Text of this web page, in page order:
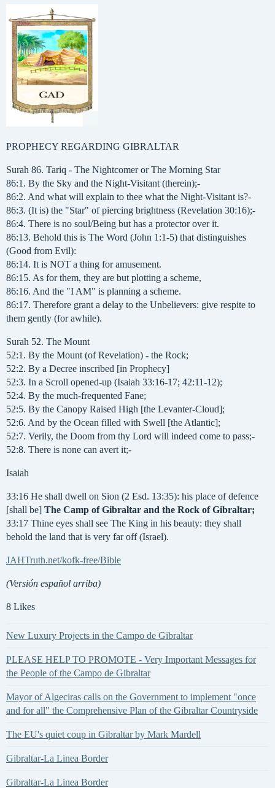
PROPHECY REGARDING GIBRALTAR
Surah 86. Tariq - The Nightcomer or The Morning Star
86:1. By the Sky and the Night-Visitant (therein);-
86:2. And what will explain to thee what the Night-Visitant is?-
86:3. (It is) the "Star" of piercing brightness (Revelation 30:16);-
86:4. There is no soul/Being but has a protector over it.
86:13. Behold this is The Word (John 1:1-5) that distinguishes
(Good from Evil):
86:14. It is NOT a thing for amusement.
86:15. As for them, they are but plotting a scheme,
86:16. And the "I AM" is planning a scheme.
86:17. Therefore grant a delay to the Unbelievers: give respite to
them gently (for awhile).
Surah 52. The Mount
52:1. By the Mount (of Revelation) - the Rock;
52:2. By a Decree inscribed [in Prophecy]
52:3. In a Scroll opened-up (Isaiah 33:16-17; 42:11-12);
52:4. By the much-frequented Fane;
52:5. By the Canopy Raised High [the Levanter-Cloud];
52:6. And by the Ocean filled with Swell [the Atlantic];
52:7. Verily, the Doom from thy Lord will indeed come to pass;-
52:8. There is none can avert it;-
Isaiah
33:16 He shall dwell on Sion (2 Esd. 13:35): his place of defence
[shall be] The Camp of Gibraltar and the Rock of Gibraltar;
33:17 Thine eyes shall see The King in his beauty: they shall
behold the land that is very far off (Israel).
JAHTruth.net/kofk-free/Bible
(Versión español arriba)
8 Likes
New Luxury Projects in the Campo de Gibraltar
PLEASE HELP TO PROMOTE - Very Important Messages for
the People of the Campo de Gibraltar
Mayor of Algeciras calls on the Government to implement "once
and for all" the Comprehensive Plan of the Gibraltar Countryside
The EU's quiet coup in Gibraltar by Mark Mardell
Gibraltar-La Linea Border
Gibraltar-La Linea Border